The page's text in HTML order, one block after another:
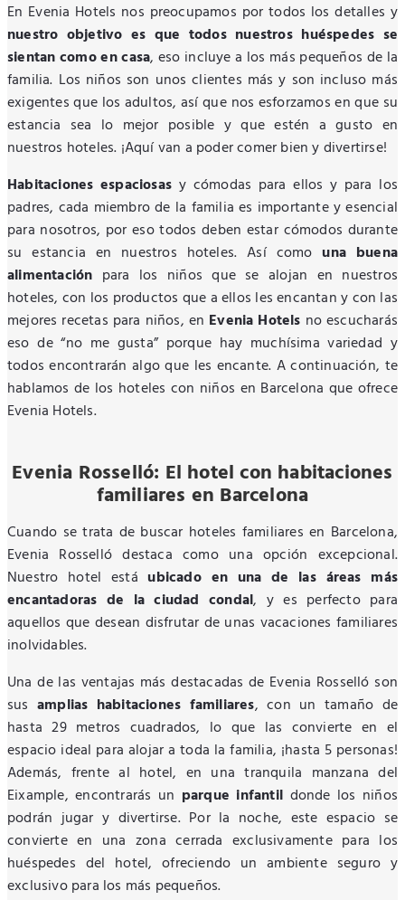
En Evenia Hotels nos preocupamos por todos los detalles y
nuestro objetivo es que todos nuestros huéspedes se
sientan como en casa, eso incluye a los más pequeños de la
familia. Los niños son unos clientes más y son incluso más
exigentes que los adultos, así que nos esforzamos en que su
estancia sea lo mejor posible y que estén a gusto en
nuestros hoteles. ¡Aquí van a poder comer bien y divertirse!
Habitaciones espaciosas y cómodas para ellos y para los
padres, cada miembro de la familia es importante y esencial
para nosotros, por eso todos deben estar cómodos durante
su estancia en nuestros hoteles. Así comouna buena
alimentación para los niños que se alojan en nuestros
hoteles, con los productos que a ellos les encantan y con las
mejores recetas para niños, en Evenia Hotels no escucharás
eso de “no me gusta” porque hay muchísima variedad y
todos encontrarán algo que les encante. A continuación, te
hablamos de los hoteles con niños en Barcelona que ofrece
Evenia Hotels.
Evenia Rosselló: El hotel con habitaciones
familiares en Barcelona
Cuando se trata de buscar hoteles familiares en Barcelona,
Evenia Rosselló destaca como una opción excepcional.
Nuestro hotel estáubicado en una de las áreas más
encantadoras de la ciudad condal, y es perfecto para
aquellos que desean disfrutar de unas vacaciones familiares
inolvidables.
Una de las ventajas más destacadas de Evenia Rosselló son
sus amplias habitaciones familiares, con un tamaño de
hasta 29 metros cuadrados, lo que las convierte en el
espacio ideal para alojar a toda la familia, ¡hasta 5 personas!
Además, frente al hotel, en una tranquila manzana del
Eixample, encontrarás un parque infantil donde los niños
podrán jugar y divertirse. Por la noche, este espacio se
convierte en una zona cerrada exclusivamente para los
huéspedes del hotel, ofreciendo un ambiente seguro y
exclusivo para los más pequeños.